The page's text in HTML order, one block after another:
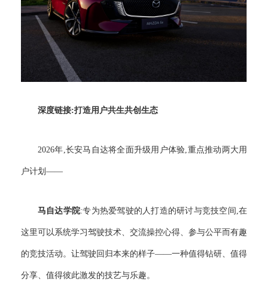
深度链接:打造用户共生共创生态
2026年,长安马自达将全面升级用户体验,重点推动两大用
户计划——
马自达学院:专为热爱驾驶的人打造的研讨与竞技空间,在
这里可以系统学习驾驶技术、交流操控心得、参与公平而有趣
的竞技活动。让驾驶回归本来的样子——一种值得钻研、值得
分享、值得彼此激发的技艺与乐趣。